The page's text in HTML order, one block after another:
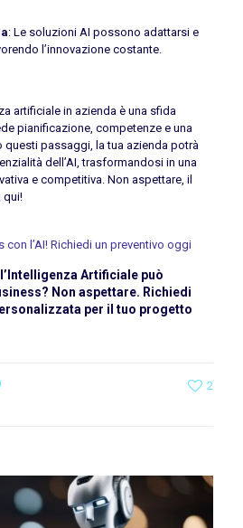
: Le soluzioni AI possono adattarsi e
l’innovazione costante.
artificiale in azienda è una sfida
pianificazione, competenze e una
questi passaggi, la tua azienda potrà
dell’AI, trasformandosi in una
e competitiva. Non aspettare, il
qui!
l’AI! Richiedi un preventivo oggi
Artificiale può
Non aspettare. Richiedi
per il tuo progetto
2